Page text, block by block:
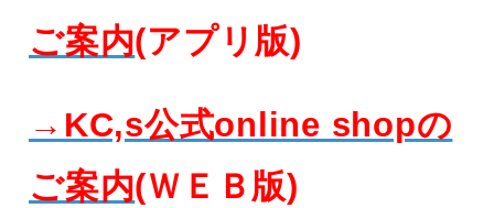
ご案内(アプリ版)
→KC,s公式online shopの
ご案内(ＷＥＢ版)